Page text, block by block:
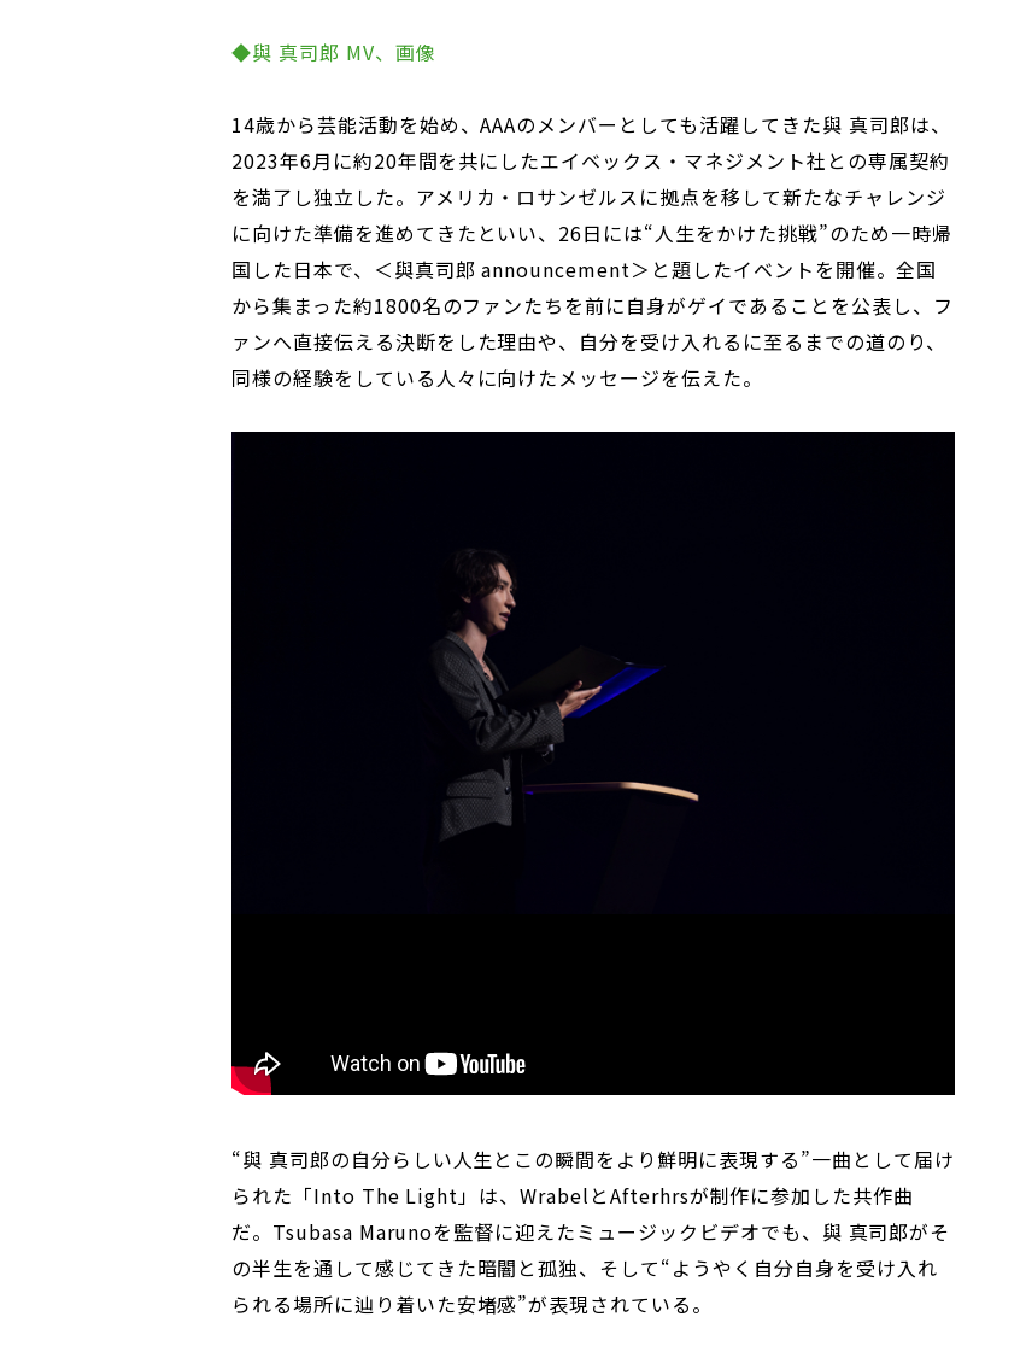
◆與 真司郎 MV、画像
14歳から芸能活動を始め、AAAのメンバーとしても活躍してきた與 真司郎は、
2023年6月に約20年間を共にしたエイベックス・マネジメント社との専属契約
を満了し独立した。アメリカ・ロサンゼルスに拠点を移して新たなチャレンジ
に向けた準備を進めてきたといい、26日には“人生をかけた挑戦”のため一時帰
国した日本で、＜與真司郎 announcement＞と題したイベントを開催。全国
から集まった約1800名のファンたちを前に自身がゲイであることを公表し、フ
ァンへ直接伝える決断をした理由や、自分を受け入れるに至るまでの道のり、
同様の経験をしている人々に向けたメッセージを伝えた。
“與 真司郎の自分らしい人生とこの瞬間をより鮮明に表現する”一曲として届け
られた「Into The Light」は、WrabelとAfterhrsが制作に参加した共作曲
だ。Tsubasa Marunoを監督に迎えたミュージックビデオでも、與 真司郎がそ
の半生を通して感じてきた暗闇と孤独、そして“ようやく自分自身を受け入れ
られる場所に辿り着いた安堵感”が表現されている。